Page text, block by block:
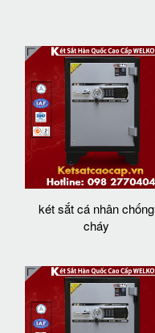
két sắt cá nhân chống
cháy